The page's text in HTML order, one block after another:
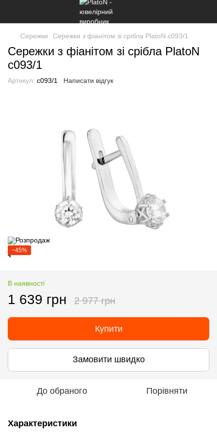
Сережки Сережки з фіанітом зі срібла PlatoN с093/1
Сережки з фіанітом зі срібла PlatoN
с093/1
Артикул: с093/1 Написати відгук
−45%
В наявності
1 639 грн 2 977 грн
Купити
Замовити швидко
До обраного Порівняти
Характеристики